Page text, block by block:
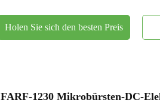
Holen Sie sich den besten Preis
FARF-1230 Mikrobürsten-DC-